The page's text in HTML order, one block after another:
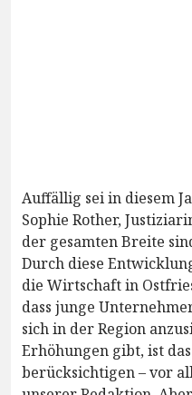
Auffällig sei in diesem
Sophie Rother,
der gesamten Breite
Durch diese
die Wirtschaft in
dass junge
sich in der Region
Erhöhungen gibt, ist
berücksichtigen – vor